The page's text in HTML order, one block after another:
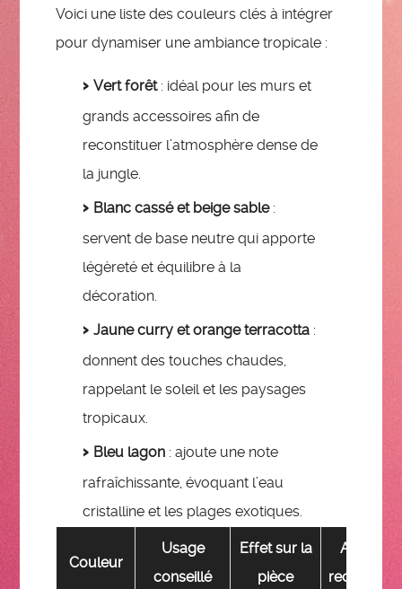
Voici une liste des couleurs clés à intégrer
pour dynamiser une ambiance tropicale :
Vert forêt: idéal pour les murs et
grands accessoires afin de
reconstituer l’atmosphère dense de
la jungle.
Blanc cassé et beige sable:
servent de base neutre qui apporte
légèreté et équilibre à la
décoration.
Jaune curry et orange terracotta :
donnent des touches chaudes,
rappelant le soleil et les paysages
tropicaux.
Bleu lagon : ajoute une note
rafraîchissante, évoquant l’eau
cristalline et les plages exotiques.
Couleur
Usage
conseillé
Effet sur la
pièce